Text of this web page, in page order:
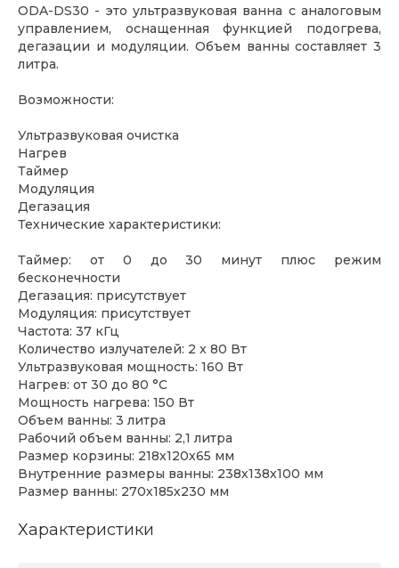
ODA-DS30 - это ультразвуковая ванна с аналоговым
управлением, оснащенная функцией подогрева,
дегазации и модуляции. Объем ванны составляет 3
литра.
Возможности:
Ультразвуковая очистка
Нагрев
Таймер
Модуляция
Дегазация
Технические характеристики:
Таймер: от 0 до 30 минут плюс режим
бесконечности
Дегазация: присутствует
Модуляция: присутствует
Частота: 37 кГц
Количество излучателей: 2 x 80 Вт
Ультразвуковая мощность: 160 Вт
Нагрев: от 30 до 80 °С
Мощность нагрева: 150 Вт
Объем ванны: 3 литра
Рабочий объем ванны: 2,1 литра
Размер корзины: 218х120х65 мм
Внутренние размеры ванны: 238х138х100 мм
Размер ванны: 270х185х230 мм
Характеристики